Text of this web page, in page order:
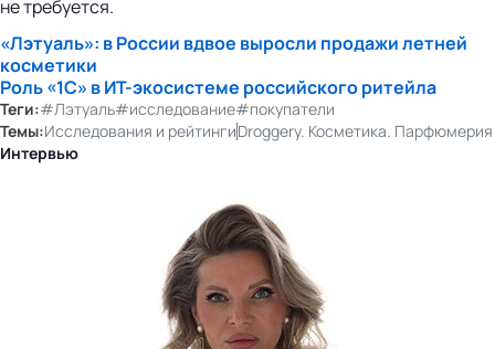
не требуется.
«Лэтуаль»: в России вдвое выросли продажи летней
косметики
Роль «1С» вИТ-экосистеме российского ритейла
Теги:#Лэтуаль#исследование#покупатели
Темы:Исследования и рейтингиDroggery. Косметика. Парфюмерия
Интервью